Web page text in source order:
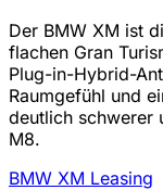
Der BMW XM ist
flachen Gran
Plug-in-Hybrid-
Raumgefühl und
deutlich schwerer
M8.
BMW XM Leasing